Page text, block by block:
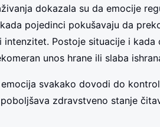
dokazala su da emocije
pojedinci pokušavaju da
intenzitet. Postoje situacije i
unos hrane ili slaba
emocija svakako dovodi do
zdravstveno stanje